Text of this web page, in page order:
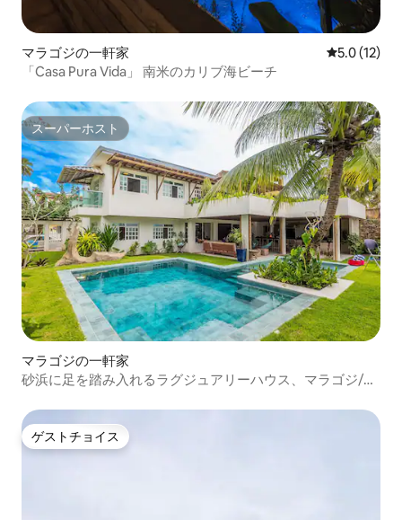
マラゴジの一軒家 レビュー12
5.0 (12)
「Casa Pura Vida」 南米のカリブ海ビーチ
スーパーホスト
スーパーホスト
マラゴジの一軒家
砂浜に足を踏み入れるラグジュアリーハウス、マラゴジ/AL
ゲストチョイス
ゲストチョイス